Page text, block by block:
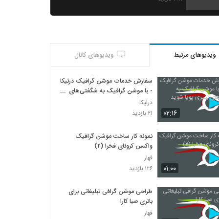
پروژه آماده افترافکت تیزر معرفی اپلیکیشن
Mobile App Landing Page Promo
۱۷۸ بازدید
Promo
۱۸۷ بازدید
کیت ابزار موشن گرافیک حرکت دست Hand
Explainer Kit
۲۱۳ بازدید
ویدیوهای مرتبط ویدیوهای کانال
۰۲:۱۶
سفارش خدمات موشن گرافیک درنیکا
- با موشن گرافیک به شگفتی‌های
بصری پویا شوید
درنیکا
۲۱ بازدید
۰۱:۰۰
نمونه کار ساخت موشن گرافیک
واکسن کرونای فخرا (۲)
فهار
۱۲۶ بازدید
طراحی موشن گرافی تبلیغاتی برای
باتری صبا کارا
فهار